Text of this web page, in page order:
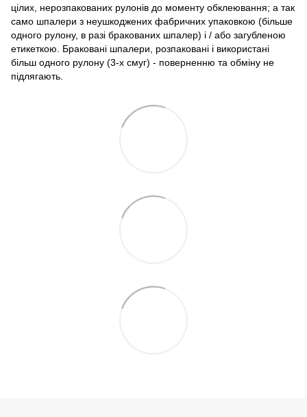
цілих, нерозпакованих рулонів до моменту обклеювання; а так
само шпалери з неушкоджених фабричних упаковкою (більше
одного рулону, в разі бракованих шпалер) і / або загубленою
етикеткою. Браковані шпалери, розпаковані і використані
більш одного рулону (3-х смуг) - поверненню та обміну не
підлягають.